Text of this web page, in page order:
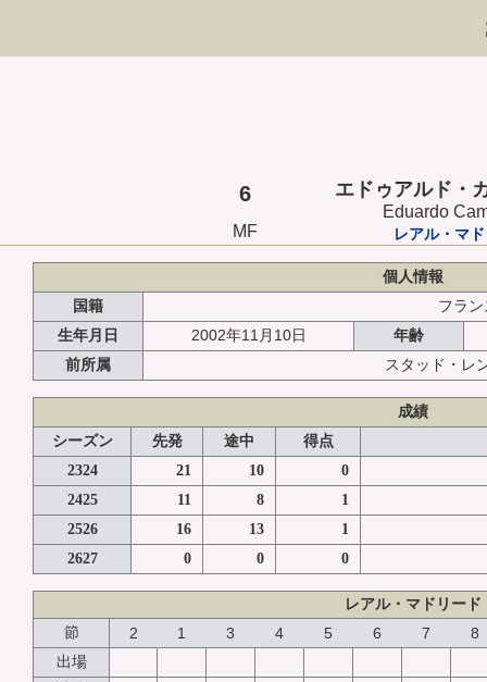
6 エドゥアルド・
Eduardo
MF
レアル・マ
個人情報
国籍
フラン
生年月日
2002年11月10日
年齢
前所属
スタッド・レ
成績
シーズン
先発 途中
得点
2324
21 10
0
2425
11 8
1
2526
16 13
1
2627
0 0 0
レアル・マドリード
節
2 1 3 4 5 6 7 8
出場